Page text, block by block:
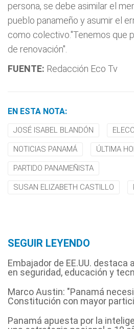
persona, se debe asimilar el
pueblo panameño y asumir el
como colectivo."Tenemos que
de renovación".
FUENTE: Redacción Eco Tv
EN ESTA NOTA:
JOSÉ ISABEL BLANDÓN
NOTICIAS PANAMÁ ÚLTIMA
PARTIDO PANAMEÑISTA
SUSAN ELIZABETH CASTILLO
SEGUIR LEYENDO
Embajador de EE.UU. destaca
en seguridad, educación y
Marco Austin: "Panamá
Constitución con mayor
Panamá apuesta por la